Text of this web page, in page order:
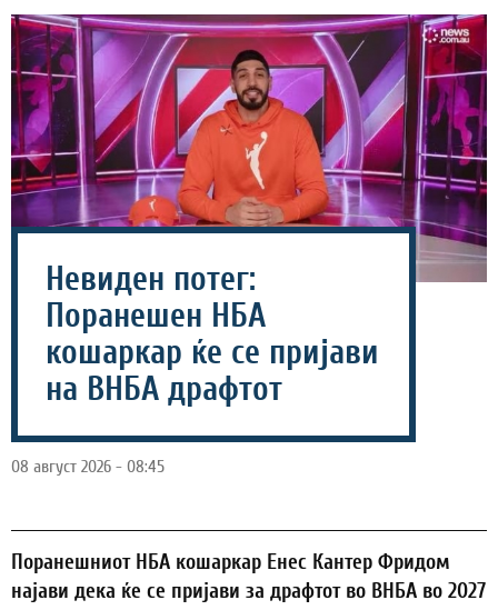
Невиден потег:
Поранешен НБА
кошаркар ќе се пријави
на ВНБА драфтот
08 август 2026 - 08:45
Поранешниот НБА кошаркар Енес Кантер Фридом
најави дека ќе се пријави за драфтот во ВНБА во 2027